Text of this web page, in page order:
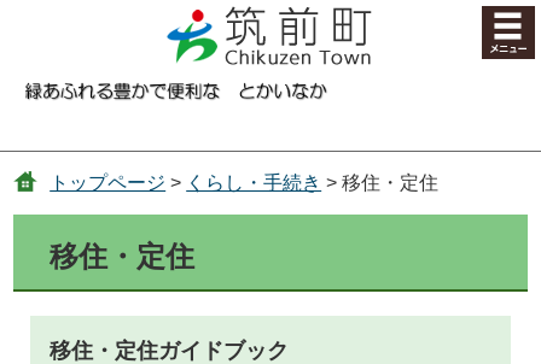
コンテンツにジャンプ
トップページ > くらし・手続き > 移住・定住
移住・定住
移住・定住ガイドブック